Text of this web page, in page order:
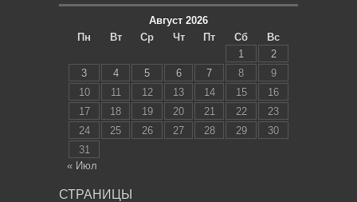
Август 2026
Пн
Вт Ср Чт Пт Сб
Вс
1
2
3
4 5 6 7 8
9
10
11 12 13 14 15
16
17
18 19 20 21 22
23
24
25 26 27 28 29
30
31
« Июл
СТРАНИЦЫ